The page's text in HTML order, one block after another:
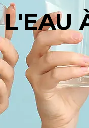
L'EAU